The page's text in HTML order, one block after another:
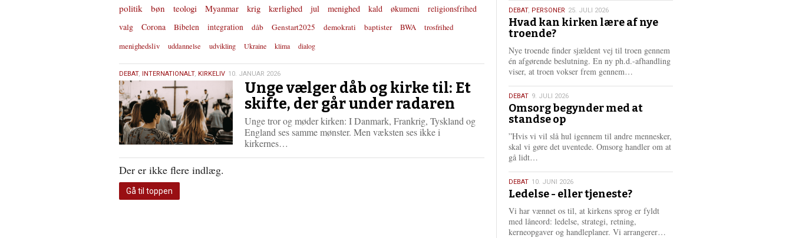
politik
bøn teologi Myanmar krig kærlighed jul menighed kald økumeni
religionsfrihed
valg
Corona Bibelen integration dåb Genstart2025 demokrati baptister BWA
trosfrihed
menighedsliv
uddannelse udvikling Ukraine klima dialog
10.
januar
2026
DEBAT, INTERNATIONALT, KIRKELIV 10. JANUAR 2026
Unge vælger dåb og kirke til: Et
skifte, der går under radaren
Unge tror og møder kirken: I Danmark, Frankrig, Tyskland og
England ses samme mønster. Men væksten ses ikke i
kirkernes…
Der er ikke flere indlæg.
Gå til toppen
s
m
e
r
e
25.
juli
2026
DEBAT, PERSONER 25. JULI 2026
Hvad kan kirken lære af nye
troende?
Nye troende finder sjældent vej til troen gennem
én afgørende beslutning. En ny ph.d.-afhandling
viser, at troen vokser frem gennem…
e
e
9.
juli
2026
DEBAT 9. JULI 2026
Omsorg begynder med at
standse op
”Hvis vi vil slå hul igennem til andre mennesker,
skal vi gøre det uventede. Omsorg handler om at
gå lidt…
s
e
r
e
10.
juni
2026
DEBAT 10. JUNI 2026
Ledelse - eller tjeneste?
Vi har vænnet os til, at kirkens sprog er fyldt
med låneord: ledelse, strategi, retning,
kerneopgaver og handleplaner. Vi arrangerer…